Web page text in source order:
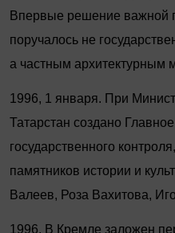
Впервые решение важной
поручалось не
а частным архитектурным
1996, 1 января. При
Татарстан создано
государственного
памятников истории и
Валеев, Роза Вахитова,
1996. В Кремле заложен